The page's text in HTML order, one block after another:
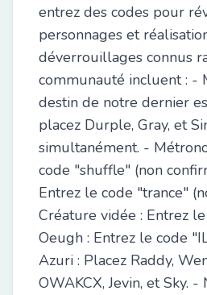
entrez des codes pour
personnages et
déverrouillages connus
communauté incluent : -
destin de notre dernier
placez Durple, Gray, et
simultanément. -
code "shuffle" (non
Entrez le code "trance"
Créature vidée : Entrez
Oeugh : Entrez le code
Azuri : Placez Raddy,
OWAKCX, Jevin, et Sky.